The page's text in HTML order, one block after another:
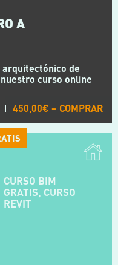
A
de
curso online
450,00€ – COMPRAR
CURSO BIM
GRATIS, CURSO
REVIT